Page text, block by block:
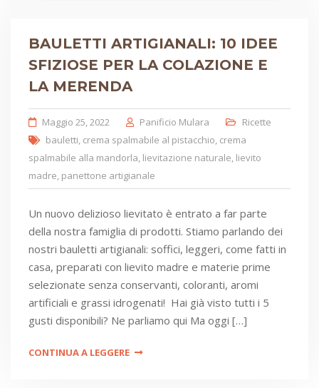
BAULETTI ARTIGIANALI: 10 IDEE
SFIZIOSE PER LA COLAZIONE E
LA MERENDA
Maggio 25, 2022 Panificio Mulara
Ricette
bauletti, crema spalmabile al pistacchio, crema
spalmabile alla mandorla, lievitazione naturale, lievito
madre, panettone artigianale
Un nuovo delizioso lievitato è entrato a far parte
della nostra famiglia di prodotti. Stiamo parlando dei
nostri bauletti artigianali: soffici, leggeri, come fatti in
casa, preparati con lievito madre e materie prime
selezionate senza conservanti, coloranti, aromi
artificiali e grassi idrogenati! Hai già visto tutti i 5
gusti disponibili? Ne parliamo qui Ma oggi […]
CONTINUA A LEGGERE